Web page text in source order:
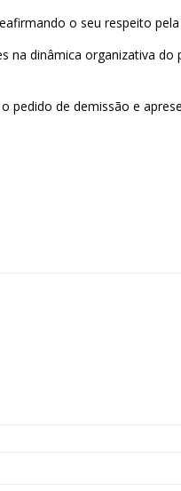
o seu respeito
dinâmica organizativa
de demissão e